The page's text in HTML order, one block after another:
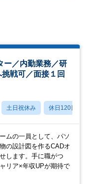
ー／内勤業務／研
戦可／面接１回
土日祝休み 休日120日以上
ムの一員として、パソ
の設計図を作るCADオ
します。手に職がつ
リア×年収UPが期待で